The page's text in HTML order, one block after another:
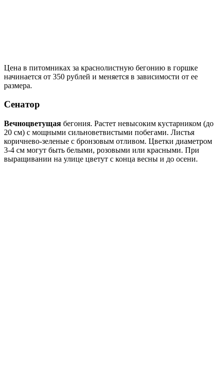
Цена в питомниках за краснолистную бегонию в горшке
начинается от 350 рублей и меняется в зависимости от ее
размера.
Сенатор
Вечноцветущая бегония. Растет невысоким кустарником (до
20 см) с мощными сильноветвистыми побегами. Листья
коричнево-зеленые с бронзовым отливом. Цветки диаметром
3-4 см могут быть белыми, розовыми или красными. При
выращивании на улице цветут с конца весны и до осени.